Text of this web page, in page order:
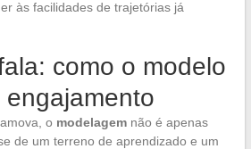
às facilidades de trajetórias já
como o modelo
o modelagemnão é apenas
de um terreno de aprendizado e um